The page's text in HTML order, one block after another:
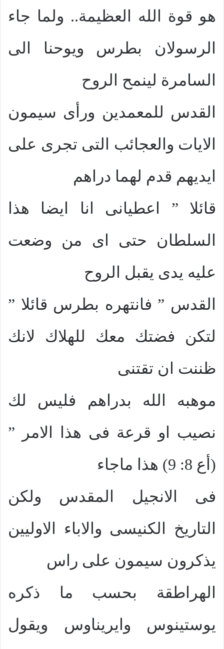
هو قوة الله العظيمة.. ولما جاء
الرسولان بطرس ويوحنا الى
السامرة لينمح الروح
القدس للمعمدين ورأى سيمون
الايات والعجائب التى تجرى على
ايديهم قدم لهما دراهم
قائلا ” اعطيانى انا ايضا هذا
السلطان حتى اى من وضعت
عليه يدى يقبل الروح
القدس ” فانتهره بطرس قائلا ”
لتكن فضتك معك للهلاك لانك
ظننت ان تقتنى
موهبه الله بدراهم فليس لك
نصيب او قرعة فى هذا الامر ”
(أع 8: 9) هذا ماجاء
فى الانجيل المقدس ولكن
التاريخ الكنيسى والاباء الاوليين
يذكرون سيمون على راس
الهراطقة بحسب ما ذكره
يوستينوس وايريناوس ويقول